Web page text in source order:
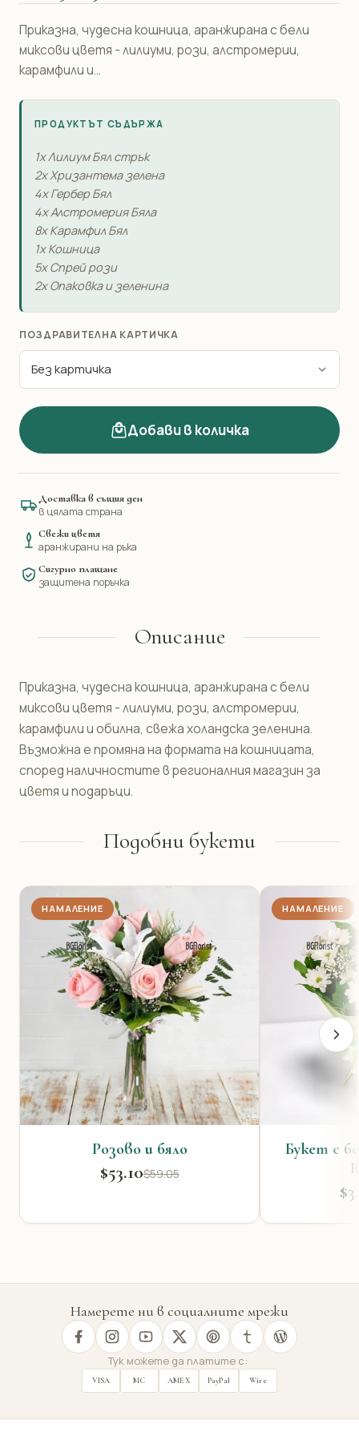
Приказна, чудесна кошница, аранжирана с бели
миксови цветя - лилиуми, рози, алстромерии,
карамфили и...
ПРОДУКТЪТ СЪДЪРЖА
1x Лилиум Бял стрък
2x Хризантема зелена
4x Гербер Бял
4x Алстромерия Бяла
8x Карамфил Бял
1x Кошница
5x Спрей рози
2x Опаковка и зеленина
ПОЗДРАВИТЕЛНА КАРТИЧКА
Добави в количка
Доставка в същия ден
в цялата страна
Свежи цветя
аранжирани на ръка
Сигурно плащане
защитена поръчка
Описание
Приказна, чудесна кошница, аранжирана с бели
миксови цветя - лилиуми, рози, алстромерии,
карамфили и обилна, свежа холандска зеленина.
Възможна е промяна на формата на кошницата,
според наличностите в регионалния магазин за
цветя и подаръци.
Подобни букети
НАМАЛЕНИЕ
Розово и бяло
$53.10$59.05
НАМАЛЕНИЕ
Букет с
Намерете ни в социалните мрежи
Тук можете да платите с:
VISA MC AMEX PayPal Wire